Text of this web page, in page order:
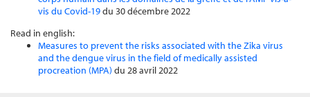
vis du Covid-19du 30 décembre 2022
Read in english:
Measures to prevent the risks associated with the Zika virus
and the dengue virus in the field of medically assisted
procreation (MPA) du 28 avril 2022